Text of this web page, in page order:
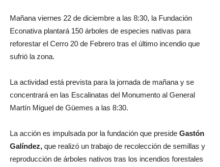
Mañana viernes 22 de diciembre a las 8:30, la Fundación
Econativa plantará 150 árboles de especies nativas para
reforestar el Cerro 20 de Febrero tras el último incendio que
sufrió la zona.
La actividad está prevista para la jornada de mañana y se
concentrará en las Escalinatas del Monumento al General
Martín Miguel de Güemes a las 8:30.
La acción es impulsada por la fundación que preside Gastón
Galíndez, que realizó un trabajo de recolección de semillas y
reproducción de árboles nativos tras los incendios forestales